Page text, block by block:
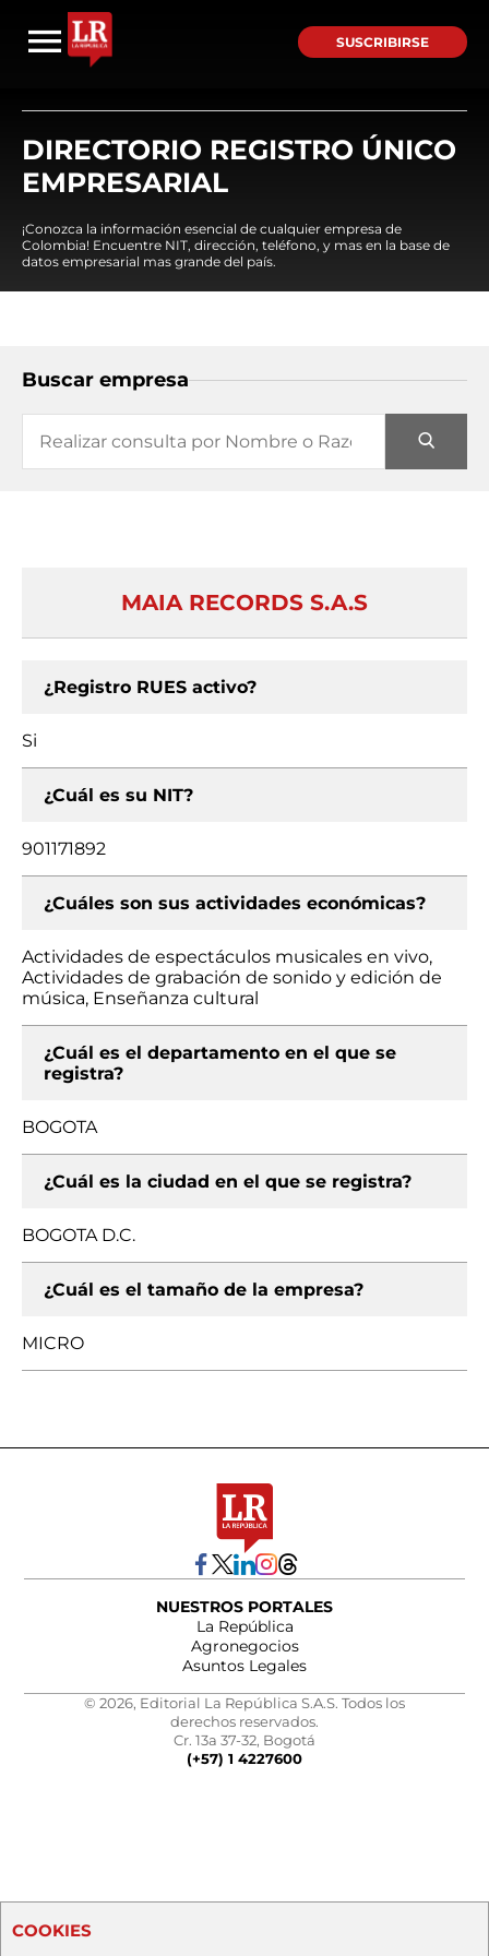
SUSCRIBIRSE
DIRECTORIO REGISTRO ÚNICO
EMPRESARIAL
¡Conozca la información esencial de cualquier empresa de
Colombia! Encuentre NIT, dirección, teléfono, y mas en la base de
datos empresarial mas grande del país.
Buscar empresa
MAIA RECORDS S.A.S
¿Registro RUES activo?
Si
¿Cuál es su NIT?
901171892
¿Cuáles son sus actividades económicas?
Actividades de espectáculos musicales en vivo,
Actividades de grabación de sonido y edición de
música, Enseñanza cultural
¿Cuál es el departamento en el que se
registra?
BOGOTA
¿Cuál es la ciudad en el que se registra?
BOGOTA D.C.
¿Cuál es el tamaño de la empresa?
MICRO
NUESTROS PORTALES
La República
Agronegocios
Asuntos Legales
© 2026, Editorial La República S.A.S. Todos los
derechos reservados.
Cr. 13a 37-32, Bogotá
(+57) 1 4227600
COOKIES